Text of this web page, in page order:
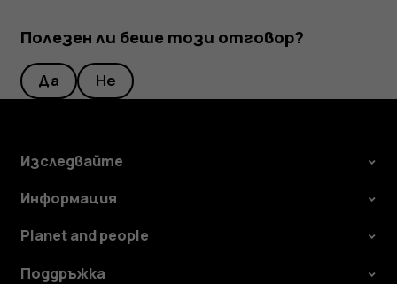
Полезен ли беше този отговор?
Да Не
Изследвайте
Информация
Planet and people
Поддръжка